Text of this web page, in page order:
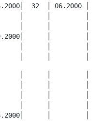
32  │ 06.2000
│       │      │         │
│         │
│      │         │
│       │      │         │
│      │         │
│       │      │         │
│      │         │
│         │